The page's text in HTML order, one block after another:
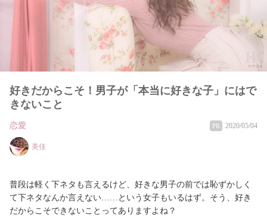
好きだからこそ！男子が「本当に好きな子」にはで
きないこと
恋愛 PR 2020/05/04
美佳
普段は軽く下ネタも言えるけど、好きな男子の前では恥ずかしく
て下ネタなんか言えない……という女子もいるはず。そう、好き
だからこそできないことってありますよね？